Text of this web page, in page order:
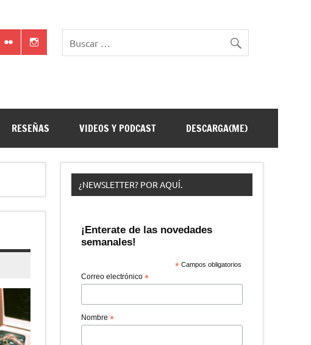
RESEÑAS VIDEOS Y PODCAST DESCARGA(ME)
¿NEWSLETTER? POR AQUÍ.
¡Enterate de las novedades
semanales!
* Campos obligatorios
Correo electrónico *
Nombre *